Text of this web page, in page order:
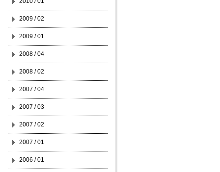
2009 / 02
2009 / 01
2008 / 04
2008 / 02
2007 / 04
2007 / 03
2007 / 02
2007 / 01
2006 / 01